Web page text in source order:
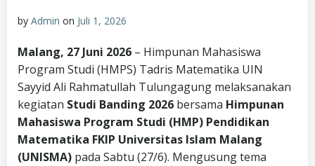
by Admin on Juli 1, 2026
Malang, 27 Juni 2026 – Himpunan Mahasiswa
Program Studi (HMPS) Tadris Matematika UIN
Sayyid Ali Rahmatullah Tulungagung melaksanakan
kegiatan Studi Banding 2026 bersama Himpunan
Mahasiswa Program Studi (HMP) Pendidikan
Matematika FKIP Universitas Islam Malang
(UNISMA) pada Sabtu (27/6). Mengusung tema